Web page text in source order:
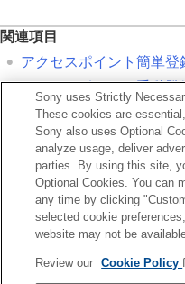
関連項目
アクセスポイント簡単登
アクセスポイント手動登
アル番号書き込み（静止
お使いのカメラの本体ソフトウ
Sony uses Strictly
These cookies are
Sony also uses Optional
analyze usage, deliver
parties. By using this site,
Optional Cookies. You can
any time by clicking
selected cookie
website may not be
Review our Cookie Policy